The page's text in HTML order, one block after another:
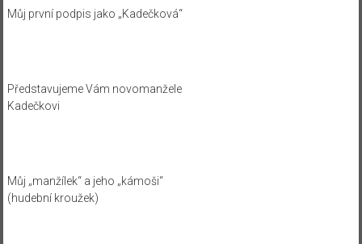
Můj první podpis jako „Kadečková“
Představujeme Vám novomanžele
Kadečkovi
Můj „manžílek“ a jeho „kámoši“
(hudební kroužek)